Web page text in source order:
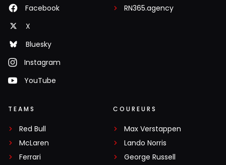
Facebook
X
Bluesky
Instagram
YouTube
RN365.agency
TEAMS
Red Bull
McLaren
Ferrari
COUREURS
Max Verstappen
Lando Norris
George Russell